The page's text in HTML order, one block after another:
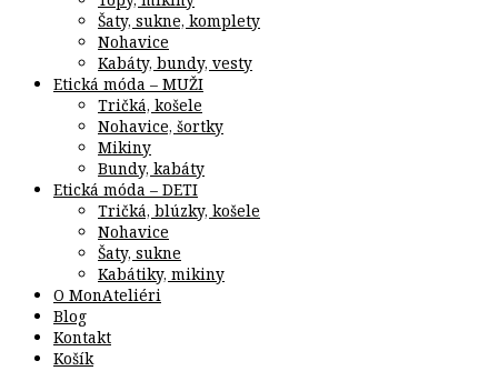
Šaty, sukne, komplety
Nohavice
Kabáty, bundy, vesty
Etická móda – MUŽI
Tričká, košele
Nohavice, šortky
Mikiny
Bundy, kabáty
Etická móda – DETI
Tričká, blúzky, košele
Nohavice
Šaty, sukne
Kabátiky, mikiny
O MonAteliéri
Blog
Kontakt
Košík